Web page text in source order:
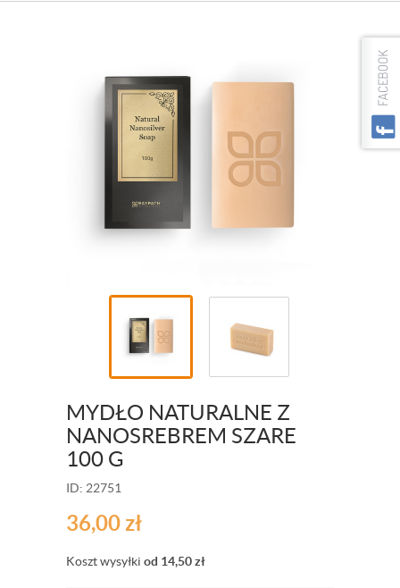
MYDŁO NATURALNE Z
NANOSREBREM SZARE
100 G
ID: 22751
36,00zł
Koszt wysyłki od 14,50zł